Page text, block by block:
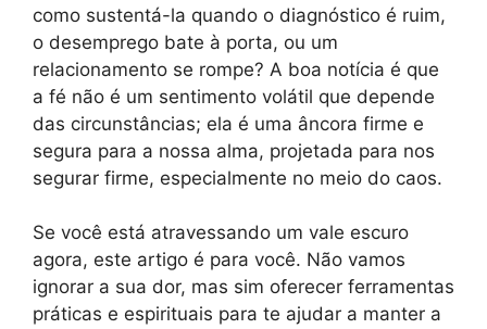
como sustentá-la quando o diagnóstico é ruim,
o desemprego bate à porta, ou um
relacionamento se rompe? A boa notícia é que
a fé não é um sentimento volátil que depende
das circunstâncias; ela é uma âncora firme e
segura para a nossa alma, projetada para nos
segurar firme, especialmente no meio do caos.
Se você está atravessando um vale escuro
agora, este artigo é para você. Não vamos
ignorar a sua dor, mas sim oferecer ferramentas
práticas e espirituais para te ajudar a manter a